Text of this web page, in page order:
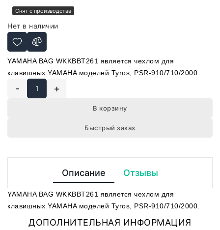
Снят с производства
Нет в наличии
YAMAHA BAG WKKBBT261 является чехлом для
клавишных YAMAHA моделей Tyros, PSR-910/710/2000.
- +
В корзину
Быстрый заказ
Описание Отзывы
YAMAHA BAG WKKBBT261 является чехлом для
клавишных YAMAHA моделей Tyros, PSR-910/710/2000.
ДОПОЛНИТЕЛЬНАЯ ИНФОРМАЦИЯ